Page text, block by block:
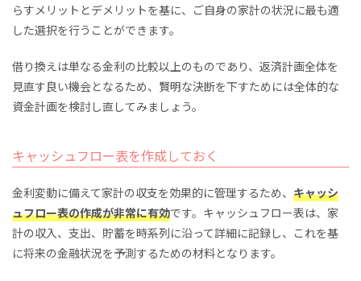
らすメリットとデメリットを基に、ご自身の家計の状況に最も適
した選択を行うことができます。
借り換えは単なる金利の比較以上のものであり、返済計画全体を
見直す良い機会となるため、賢明な決断を下すためには全体的な
資金計画を検討し直してみましょう。
キャッシュフロー表を作成しておく
金利変動に備えて家計の収支を効果的に管理するため、 キャッシ
ュフロー表の作成が非常に有効です。キャッシュフロー表は、家
計の収入、支出、貯蓄を時系列に沿って詳細に記録し、これを基
に将来の金融状況を予測するための材料となります。